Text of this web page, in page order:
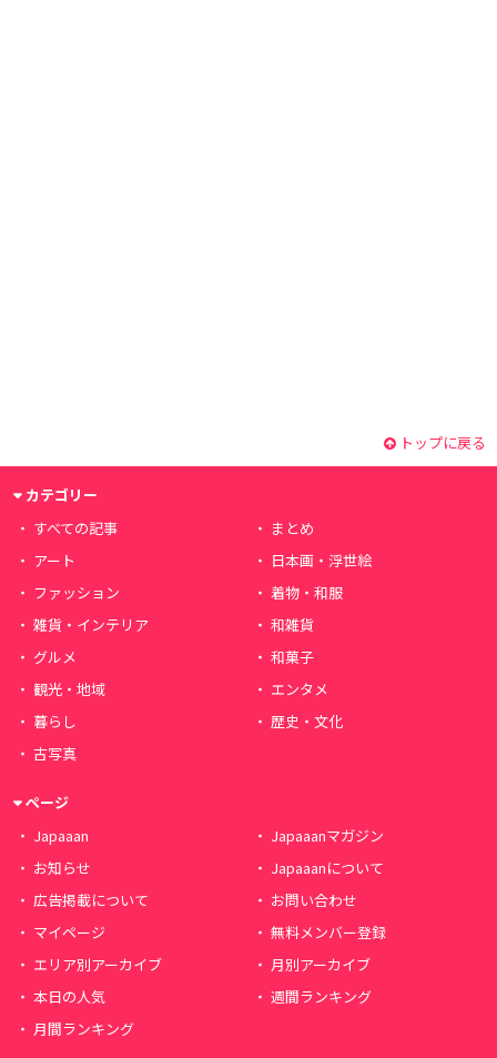
トップに戻る
カテゴリー
すべての記事
まとめ
アート
日本画・浮世絵
ファッション
着物・和服
雑貨・インテリア
和雑貨
グルメ
和菓子
観光・地域
エンタメ
暮らし
歴史・文化
古写真
ページ
Japaaan
Japaaanマガジン
お知らせ
Japaaanについて
広告掲載について
お問い合わせ
マイページ
無料メンバー登録
エリア別アーカイブ
月別アーカイブ
本日の人気
週間ランキング
月間ランキング